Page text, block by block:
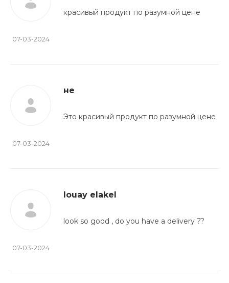
07-03-2024
красивый продукт по разумной цене
07-03-2024
не
Это красивый продукт по разумной цене
07-03-2024
louay elakel
look so good , do you have a delivery ??